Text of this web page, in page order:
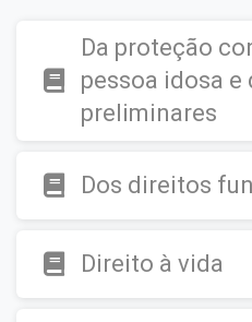
Da proteção
pessoa idosa
preliminares
Dos direitos
Direito à vida